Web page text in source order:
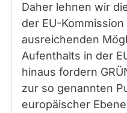
Daher lehnen wir
der EU-
ausreichenden
Aufenthalts in der
hinaus fordern
zur so genannten
europäischer